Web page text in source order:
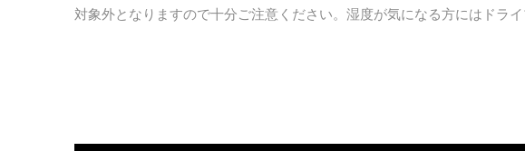
対象外となりますので十分ご注意ください。湿度が気になる方にはドラ